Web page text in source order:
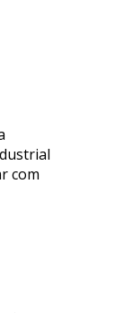
com